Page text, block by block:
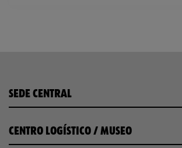
SEDE CENTRAL
CENTRO LOGÍSTICO / MUSEO